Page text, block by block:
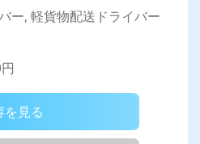
ー, 軽貨物配送ドライバー
を見る